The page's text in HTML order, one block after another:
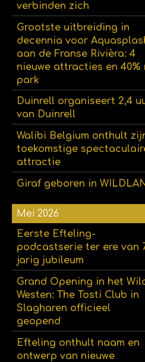
verbinden zich
Grootste uitbreiding in
decennia voor
aan de Franse Rivièra: 4
nieuwe attracties en 40%
park
Duinrell organiseert 2,4
van Duinrell
Walibi Belgium onthult
toekomstige
attractie
Giraf geboren in
Mei 2026
Eerste Efteling-
podcastserie ter ere van
jarig jubileum
Grand Opening in het
Westen: The Tosti Club in
Slagharen officieel
geopend
Efteling onthult naam en
ontwerp van nieuwe